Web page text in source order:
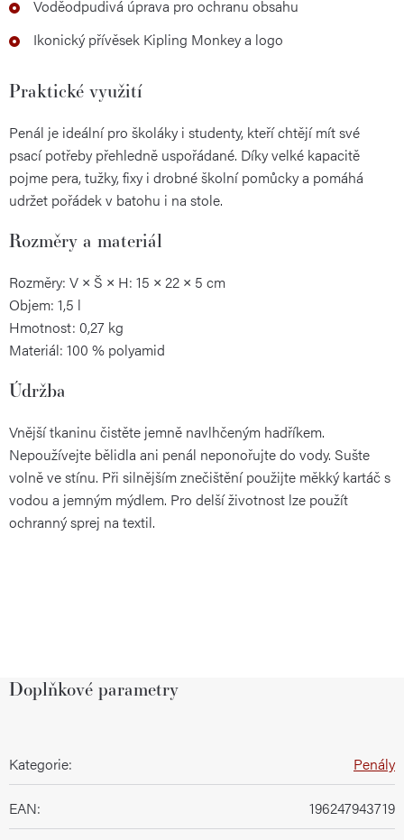
Voděodpudivá úprava pro ochranu obsahu
Ikonický přívěsek Kipling Monkey a logo
Praktické využití
Penál je ideální pro školáky i studenty, kteří chtějí mít své
psací potřeby přehledně uspořádané. Díky velké kapacitě
pojme pera, tužky, fixy i drobné školní pomůcky a pomáhá
udržet pořádek v batohu i na stole.
Rozměry a materiál
Rozměry: V × Š × H: 15 × 22 × 5 cm
Objem: 1,5 l
Hmotnost: 0,27 kg
Materiál: 100 % polyamid
Údržba
Vnější tkaninu čistěte jemně navlhčeným hadříkem.
Nepoužívejte bělidla ani penál neponořujte do vody. Sušte
volně ve stínu. Při silnějším znečištění použijte měkký kartáč s
vodou a jemným mýdlem. Pro delší životnost lze použít
ochranný sprej na textil.
Doplňkové parametry
Kategorie: Penály
EAN: 196247943719